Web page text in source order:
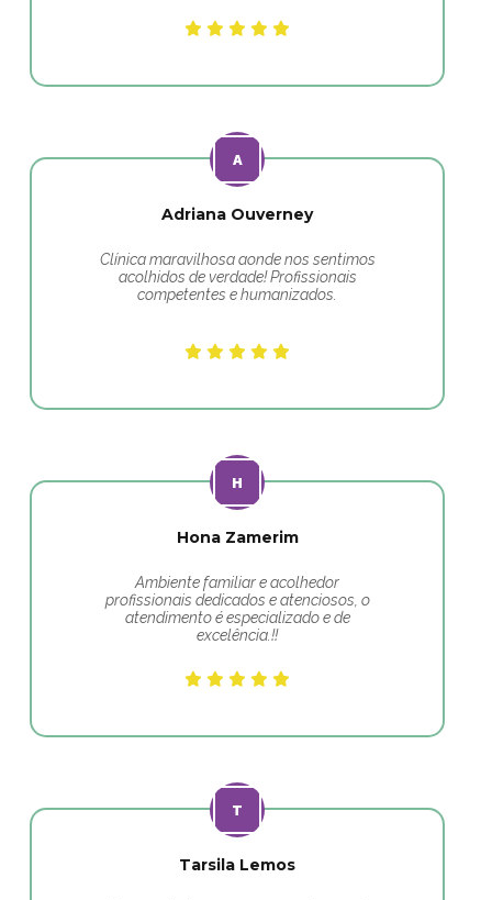
Adriana Ouverney
Clínica maravilhosa aonde nos sentimos
acolhidos de verdade! Profissionais
competentes e humanizados.
Hona Zamerim
Ambiente familiar e acolhedor
profissionais dedicados e atenciosos, o
atendimento é especializado e de
excelência.!!
Tarsila Lemos